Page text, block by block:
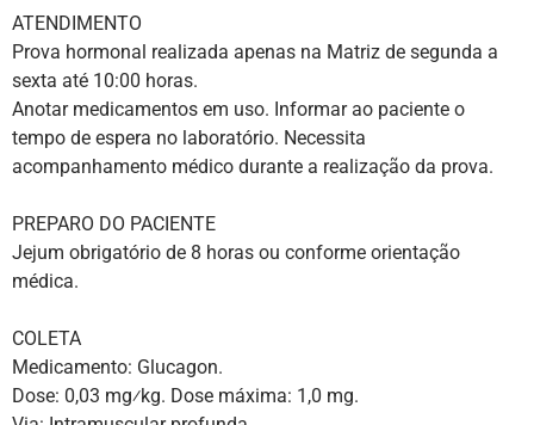
ATENDIMENTO
Prova hormonal realizada apenas na Matriz de segunda a
sexta até 10:00 horas.
Anotar medicamentos em uso. Informar ao paciente o
tempo de espera no laboratório. Necessita
acompanhamento médico durante a realização da prova.
PREPARO DO PACIENTE
Jejum obrigatório de 8 horas ou conforme orientação
médica.
COLETA
Medicamento: Glucagon.
Dose: 0,03 mg⁄kg. Dose máxima: 1,0 mg.